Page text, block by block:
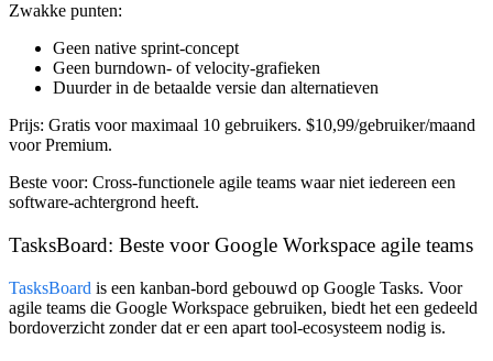
Zwakke punten:
Geen native sprint-concept
Geen burndown- of velocity-grafieken
Duurder in de betaalde versie dan alternatieven
Prijs: Gratis voor maximaal 10 gebruikers. $10,99/gebruiker/maand
voor Premium.
Beste voor: Cross-functionele agile teams waar niet iedereen een
software-achtergrond heeft.
TasksBoard: Beste voor Google Workspace agile teams
TasksBoard is een kanban-bord gebouwd op Google Tasks. Voor
agile teams die Google Workspace gebruiken, biedt het een gedeeld
bordoverzicht zonder dat er een apart tool-ecosysteem nodig is.